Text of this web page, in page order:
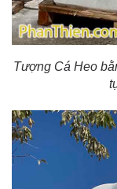
Tượng Cá Heo